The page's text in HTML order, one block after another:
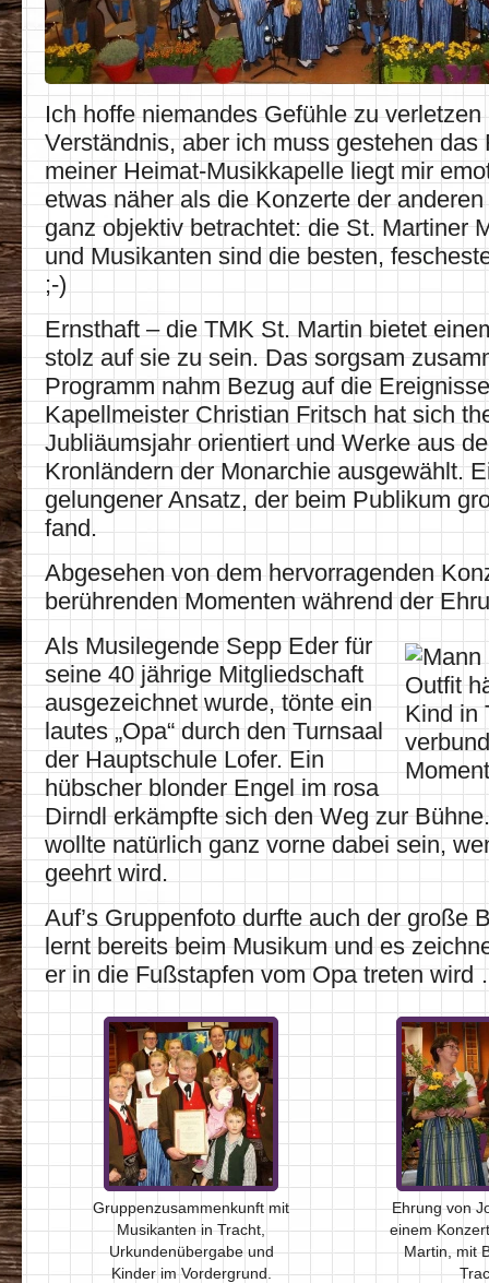
Ich hoffe niemandes Gefühle zu verletzen
Verständnis, aber ich muss gestehen das
meiner Heimat-Musikkapelle liegt mir
etwas näher als die Konzerte der
ganz objektiv betrachtet: die St. Martiner
und Musikanten sind die besten,
;-)
Ernsthaft – die TMK St. Martin bietet
stolz auf sie zu sein. Das sorgsam
Programm nahm Bezug auf die
Kapellmeister Christian Fritsch hat sich
Jubliäumsjahr orientiert und Werke aus
Kronländern der Monarchie ausgewählt.
gelungener Ansatz, der beim Publikum
fand.
Abgesehen von dem hervorragenden
berührenden Momenten während der
Als Musilegende Sepp Eder für
seine 40 jährige Mitgliedschaft
ausgezeichnet wurde, tönte ein
lautes „Opa“ durch den Turnsaal
der Hauptschule Lofer. Ein
hübscher blonder Engel im rosa
Dirndl erkämpfte sich den Weg zur
wollte natürlich ganz vorne dabei sein,
geehrt wird.
Auf’s Gruppenfoto durfte auch der große
lernt bereits beim Musikum und es
er in die Fußstapfen vom Opa treten wird
Gruppenzusammenkunft mit
Musikanten in Tracht,
Urkundenübergabe und
Kinder im Vordergrund.
Ehrung von
einem
Martin, mit